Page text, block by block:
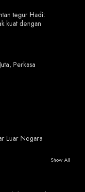
tegur Hadi:
kuat dengan
Perkasa
Luar Negara
Show All